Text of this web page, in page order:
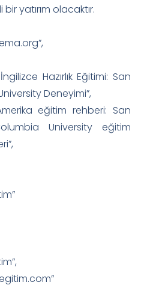
yatırım olacaktır.
Hazırlık Eğitimi: San
Deneyimi”,
eğitim rehberi: San
University eğitim